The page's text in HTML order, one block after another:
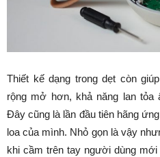
Thiết kế dạng trong dẹt còn
rộng mở hơn, khả năng lan tỏa
Đây cũng là lần đầu tiên hãng
loa của mình. Nhỏ gọn là vậy
khi cầm trên tay người dùng